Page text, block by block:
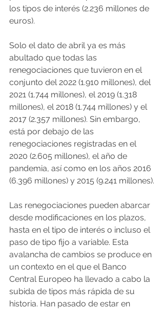
los tipos de interés (2.236 millones de
euros).
Solo el dato de abril ya es más
abultado que todas las
renegociaciones que tuvieron en el
conjunto del 2022 (1.910 millones), del
2021 (1.744 millones), el 2019 (1.318
millones), el 2018 (1.744 millones) y el
2017 (2.357 millones). Sin embargo,
está por debajo de las
renegociaciones registradas en el
2020 (2.605 millones), el año de
pandemia, así como en los años 2016
(6.396 millones) y 2015 (9.241 millones).
Las renegociaciones pueden abarcar
desde modificaciones en los plazos,
hasta en el tipo de interés o incluso el
paso de tipo fijo a variable. Esta
avalancha de cambios se produce en
un contexto en el que el Banco
Central Europeo ha llevado a cabo la
subida de tipos más rápida de su
historia. Han pasado de estar en